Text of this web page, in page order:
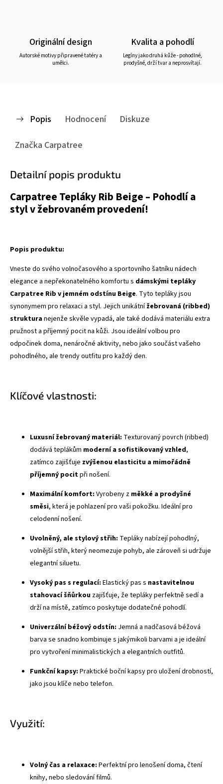
Originální design
Autorské motivy připravené tatéry a
umělci.
Kvalita a pohodlí
Legíny jako druhá kůže - pohodlné,
prodyšné, drží tvar a neprosvítají.
Popis Hodnocení
Diskuze
Značka Carpatree
Detailní popis produktu
Carpatree Tepláky Rib Beige – Pohodlí a
styl v žebrovaném provedení!
Popis produktu:
Vneste do svého volnočasového a sportovního šatníku nádech
elegance a nepřekonatelného komfortu s dámskými tepláky
Carpatree Rib v jemném odstínu Beige. Tyto tepláky jsou
synonymem pro relaxaci a styl. Jejich unikátnížebrovaná (ribbed)
strukturanejenže skvěle vypadá, ale také dodává materiálu extra
pružnost a příjemný pocit na kůži. Jsou ideální volbou pro
odpočinek doma, nenáročné aktivity, nebo jako součást vašeho
pohodlného, ale trendy outfitu pro každý den.
Klíčové vlastnosti:
Luxusní žebrovaný materiál: Texturovaný povrch (ribbed)
dodává teplákům moderní a sofistikovaný vzhled,
zatímco zajišťuje zvýšenou elasticitu a mimořádně
příjemný pocitpři nošení.
Maximální komfort: Vyrobeny z měkké a prodyšné
směsi, která je pohlazení pro vaši pokožku. Ideální pro
celodenní nošení.
Uvolněný, ale stylový střih: Tepláky nabízejí pohodlný,
volnější střih, který neomezuje pohyb, ale zároveň si udržuje
elegantní siluetu.
Vysoký pas s regulací: Elastický pas s nastavitelnou
stahovací šňůrkou zajišťuje, že tepláky perfektně sedí a
drží na místě, zatímco poskytuje dodatečné pohodlí.
Univerzální béžový odstín: Jemná a nadčasová béžová
barva se snadno kombinuje s jakýmikoli barvami a je ideální
pro vytvoření minimalistických a elegantních outfitů.
Funkční kapsy: Praktické boční kapsy pro uložení drobností,
jako jsou klíče nebo telefon.
Využití:
Volný čas a relaxace: Perfektní pro lenošení doma, čtení
knihy, nebo sledování filmů.